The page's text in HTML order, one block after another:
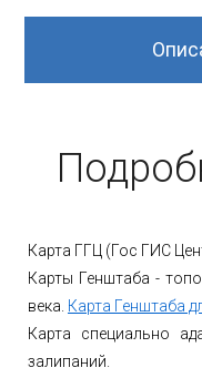
Карта ГГЦ (Гос ГИС
Карты Генштаба -
века. Карта Генштаба
Карта специально
залипаний.